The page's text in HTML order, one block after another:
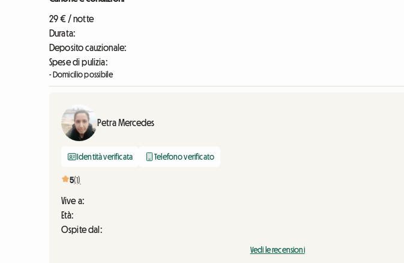
29 € / notte
Durata:
Deposito cauzionale:
Spese di pulizia:
- Domicilio possibile
Petra Mercedes
Identità verificata Telefono verificato
5(1)
Vive a:
Età:
Ospite dal:
Vedi le recensioni